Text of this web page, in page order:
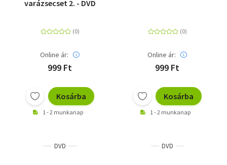
varázsecset 2. - DVD
Online ár:
999 Ft
Kosárba
1 - 2 munkanap
Online ár:
999 Ft
Kosárba
1 - 2 munkanap
DVD DVD